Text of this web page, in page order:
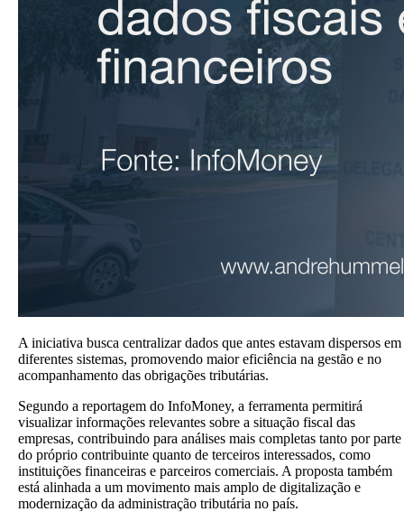
A iniciativa busca centralizar dados que antes estavam dispersos em
diferentes sistemas, promovendo maior eficiência na gestão e no
acompanhamento das obrigações tributárias.
Segundo a reportagem do InfoMoney, a ferramenta permitirá
visualizar informações relevantes sobre a situação fiscal das
empresas, contribuindo para análises mais completas tanto por parte
do próprio contribuinte quanto de terceiros interessados, como
instituições financeiras e parceiros comerciais. A proposta também
está alinhada a um movimento mais amplo de digitalização e
modernização da administração tributária no país.